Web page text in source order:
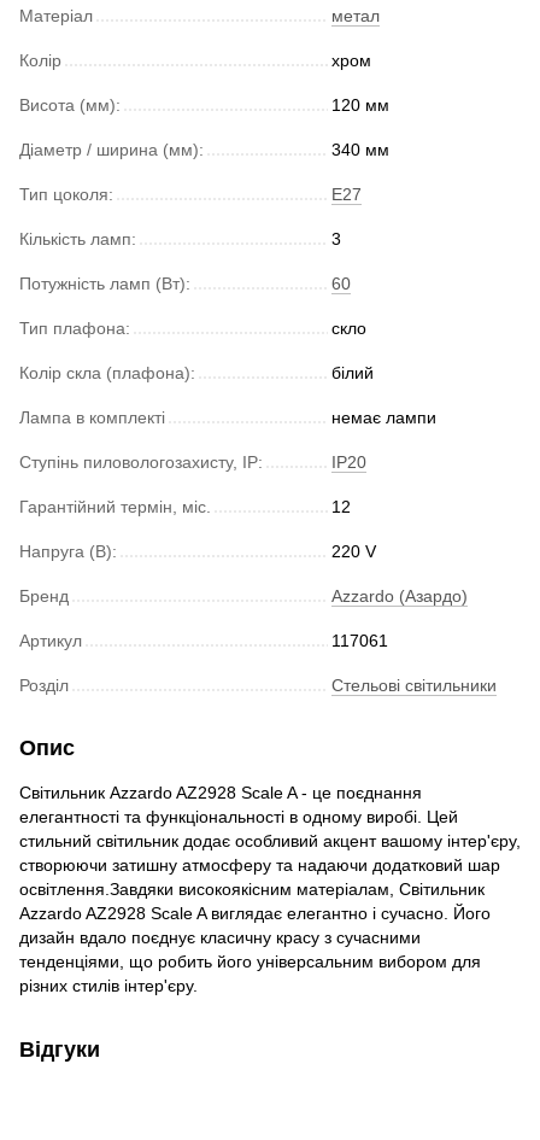
Матеріал метал
Колір хром
Висота (мм): 120 мм
Діаметр / ширина (мм): 340 мм
Тип цоколя: E27
Кількість ламп: 3
Потужність ламп (Вт): 60
Тип плафона: скло
Колір скла (плафона): білий
Лампа в комплекті немає лампи
Ступінь пиловологозахисту, IP: IP20
Гарантійний термін, міс. 12
Напруга (В): 220 V
Бренд Azzardo (Азардо)
Артикул 117061
Розділ Стельові світильники
Опис
Світильник Azzardo AZ2928 Scale A - це поєднання
елегантності та функціональності в одному виробі. Цей
стильний світильник додає особливий акцент вашому інтер'єру,
створюючи затишну атмосферу та надаючи додатковий шар
освітлення.Завдяки високоякісним матеріалам, Світильник
Azzardo AZ2928 Scale A виглядає елегантно і сучасно. Його
дизайн вдало поєднує класичну красу з сучасними
тенденціями, що робить його універсальним вибором для
різних стилів інтер'єру.
Відгуки